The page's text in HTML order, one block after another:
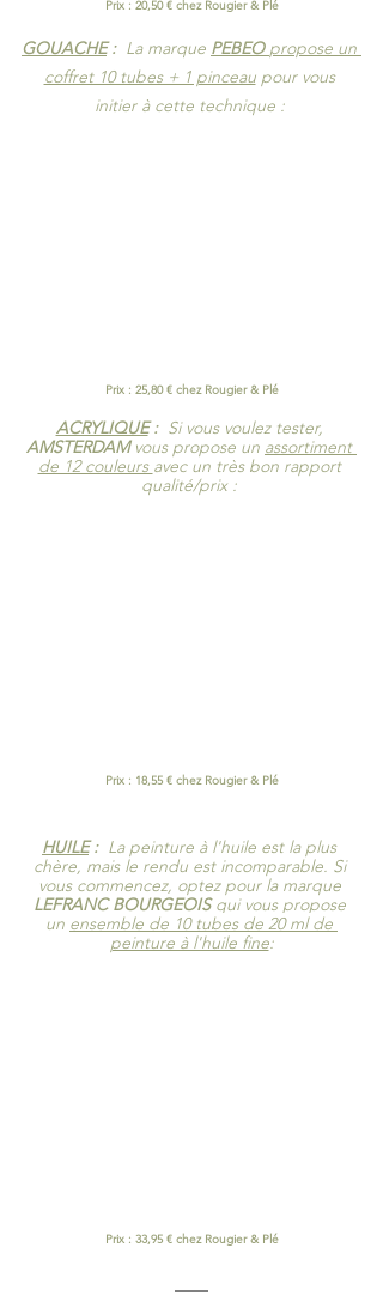
Prix : 20,50 € chez Rougier & Plé
GOUACHE : La marque PEBEO propose un
coffret 10 tubes + 1 pinceau pour vous
initier à cette technique :
Prix : 25,80 € chez Rougier & Plé
ACRYLIQUE : Si vous voulez tester,
AMSTERDAM vous propose un assortiment
de 12 couleurs avec un très bon rapport
qualité/prix :
Prix : 18,55 € chez Rougier & Plé
HUILE : La peinture à l'huile est la plus
chère, mais le rendu est incomparable. Si
vous commencez, optez pour la marque
LEFRANC BOURGEOIS qui vous propose
un ensemble de 10 tubes de 20 ml de
peinture à l'huile fine:
Prix : 33,95 € chez Rougier & Plé